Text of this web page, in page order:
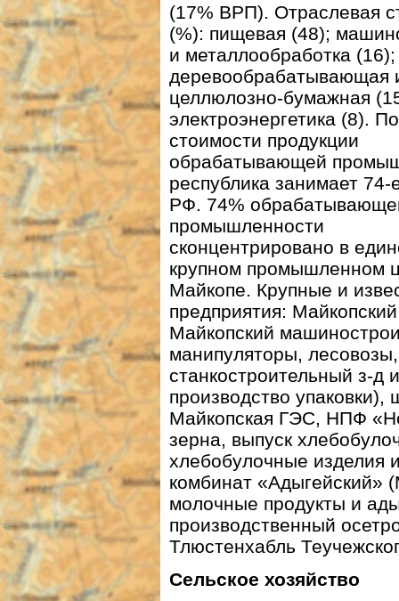
(17% ВРП). Отраслевая
(%): пищевая (48);
и металлообработка
деревообрабатывающая
целлюлозно-бумажная
электроэнергетика (8). По
стоимости продукции
обрабатывающей
республика занимает 74-
РФ. 74%
промышленности
сконцентрировано в
крупном промышленном
Майкопе. Крупные и
предприятия:
Майкопский
манипуляторы,
станкостроительный з-
производство
Майкопская ГЭС, НПФ
зерна, выпуск
хлебобулочные изделия
комбинат «Адыгейский»
молочные продукты и
производственный
Тлюстенхабль
Сельское хозяйство